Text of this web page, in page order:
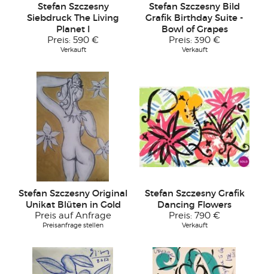
Stefan Szczesny
Siebdruck The Living
Planet I
Preis: 590 €
Verkauft
Stefan Szczesny Bild
Grafik Birthday Suite -
Bowl of Grapes
Preis: 390 €
Verkauft
Stefan Szczesny Original
Unikat Blüten in Gold
Preis auf Anfrage
Preisanfrage stellen
Stefan Szczesny Grafik
Dancing Flowers
Preis: 790 €
Verkauft